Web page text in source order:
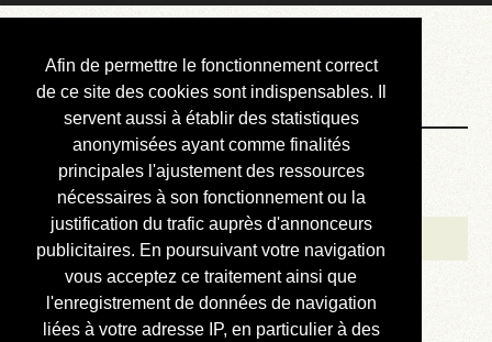
Afin de permettre le fonctionnement correct
de ce site des cookies sont indispensables. Il
servent aussi à établir des statistiques
anonymisées ayant comme finalités
principales l'ajustement des ressources
nécessaires à son fonctionnement ou la
justification du trafic auprès d'annonceurs
publicitaires. En poursuivant votre navigation
vous acceptez ce traitement ainsi que
l'enregistrement de données de navigation
liées à votre adresse IP, en particulier à des
Courbis, « LE »
Blog Officiel
Bienvenue
Réalisations
Divers (et d’été)
Annonces
Liens externes